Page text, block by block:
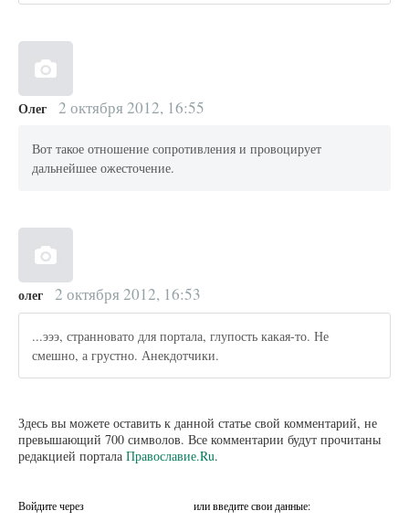
Олег 2 октября 2012, 16:55
Вот такое отношение сопротивления и провоцирует
дальнейшее ожесточение.
олег 2 октября 2012, 16:53
...эээ, странновато для портала, глупость какая-то. Не
смешно, а грустно. Анекдотчики.
Здесь вы можете оставить к данной статье свой комментарий, не
превышающий 700 символов. Все комментарии будут прочитаны
редакцией портала Православие.Ru.
Войдите через или введите свои данные: